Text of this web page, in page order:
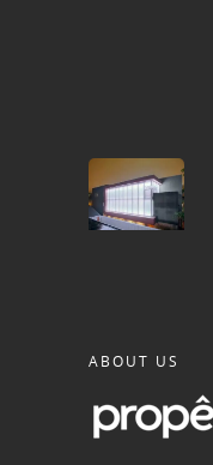
ABOUT US